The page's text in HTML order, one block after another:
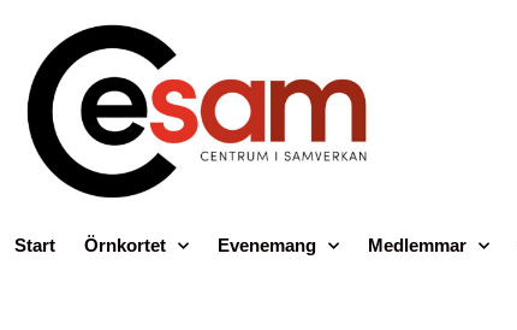
Start Örnkortet Evenemang Medlemmar